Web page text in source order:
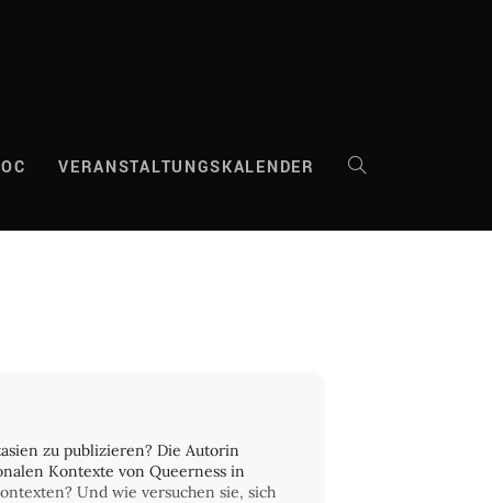
VERANSTALTUNGSKALENDER WEBSITE-
zu publizieren? Die Autorin
Kontexte von Queerness in
Und wie versuchen sie, sich